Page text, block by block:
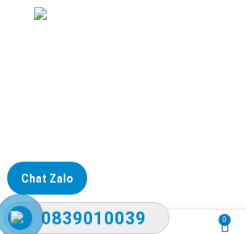
Chat Zalo
0839010039 0